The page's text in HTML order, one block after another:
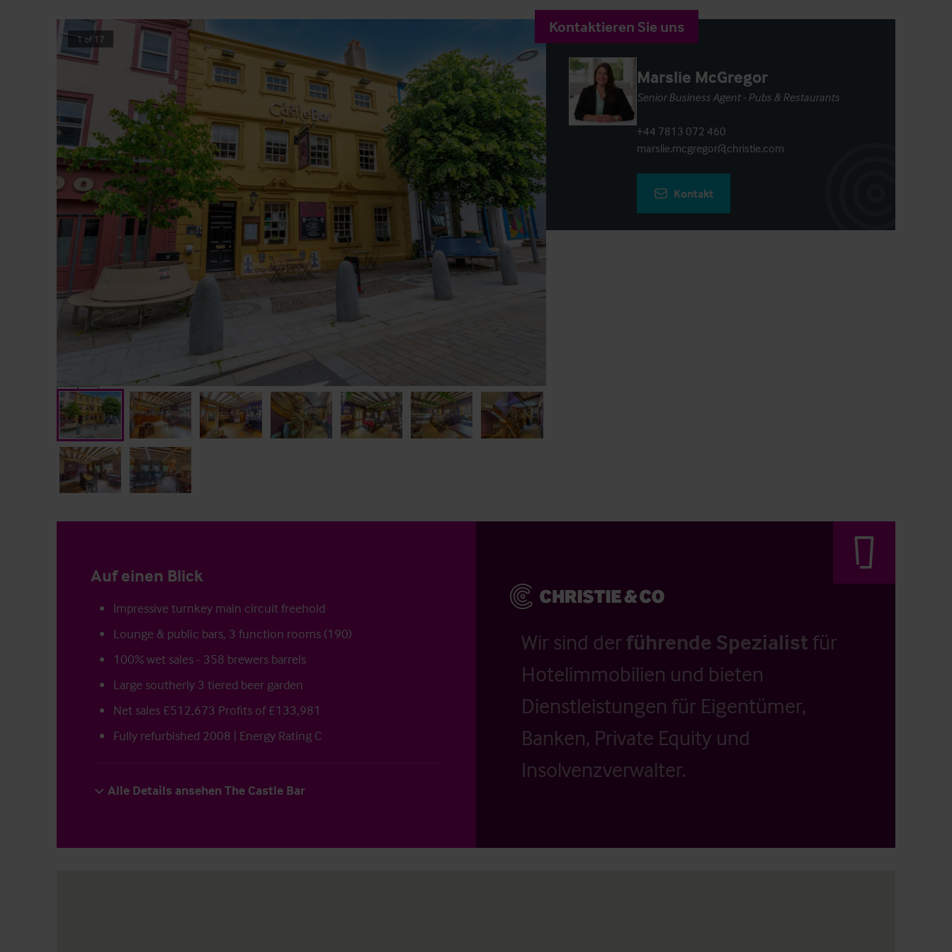
1 of 17
Kontaktieren Sie uns
Marslie McGregor
Senior Business Agent - Pubs & Restaurants
+44 7813 072 460
marslie.mcgregor@christie.com
Kontakt
Auf einen Blick
Impressive turnkey main circuit freehold
Lounge & public bars, 3 function rooms (190)
100% wet sales - 358 brewers barrels
Large southerly 3 tiered beer garden
Net sales £512,673 Profits of £133,981
Fully refurbished 2008 | Energy Rating C
Alle Details ansehen The Castle Bar
Wir sind der führende Spezialistfür
Hotelimmobilien und bieten
Dienstleistungen für Eigentümer,
Banken, Private Equity und
Insolvenzverwalter.